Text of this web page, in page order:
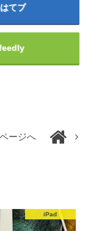
はてブ
ージへ
iPad